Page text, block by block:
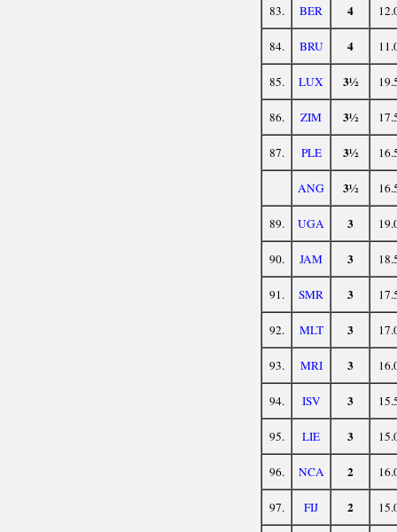
83. BER 4
84. BRU 4
85. LUX 3½
86. ZIM 3½
87. PLE 3½
ANG 3½
89. UGA 3
90. JAM 3
91. SMR 3
92. MLT 3
93. MRI 3
94. ISV 3
95. LIE 3
96. NCA 2
97. FIJ 2